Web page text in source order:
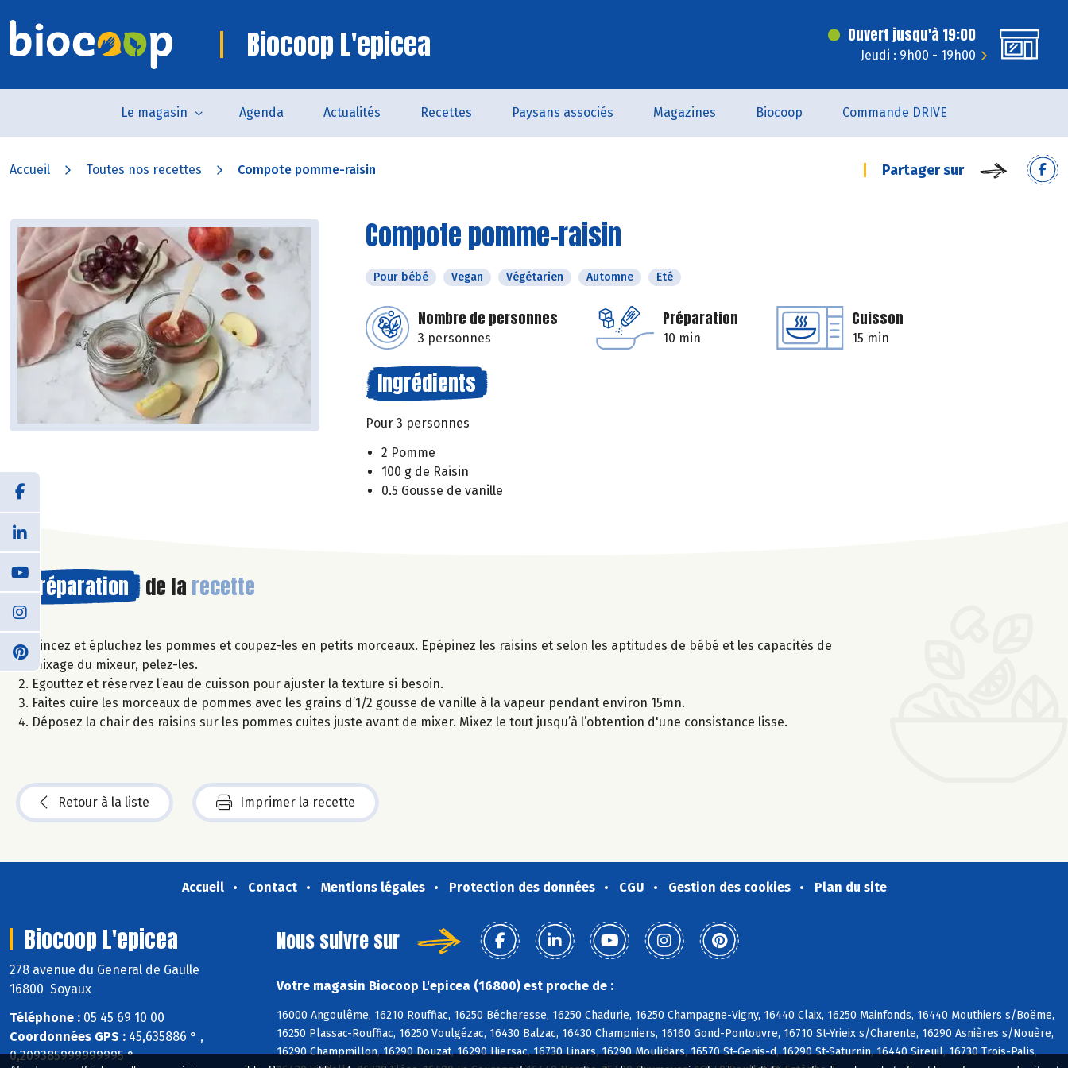
Biocoop L'epicea Ouvert jusqu'à 19:00
Jeudi : 9h00 - 19h00
Le magasin Agenda Actualités Recettes Paysans associés Magazines Biocoop Commande DRIVE
Accueil Toutes nos recettes Compote pomme-raisin Partager sur
Compote pomme-raisin
Pour bébé Vegan Végétarien Automne Eté
Nombre de personnes
3 personnes
Préparation
10 min
Cuisson
15 min
Ingrédients
Pour 3 personnes
2 Pomme
100 g de Raisin
0.5 Gousse de vanille
Préparation de la recette
Rincez et épluchez les pommes et coupez-les en petits morceaux. Epépinez les raisins et selon les aptitudes de bébé et les capacités de
mixage du mixeur, pelez-les.
Egouttez et réservez l’eau de cuisson pour ajuster la texture si besoin.
Faites cuire les morceaux de pommes avec les grains d’1/2 gousse de vanille à la vapeur pendant environ 15mn.
Déposez la chair des raisins sur les pommes cuites juste avant de mixer. Mixez le tout jusqu’à l’obtention d'une consistance lisse.
Retour à la liste Imprimer la recette
Accueil Contact Mentions légales Protection des données CGU Gestion des cookies Plan du site
Biocoop L'epicea
278 avenue du General de Gaulle
16800 Soyaux
Téléphone : 05 45 69 10 00
Coordonnées GPS : 45,635886 ° ,
0,209385999999995 °
Nous suivre sur
Votre magasin Biocoop L'epicea (16800) est proche de :
16000 Angoulême, 16210 Rouffiac, 16250 Bécheresse, 16250 Chadurie, 16250 Champagne-Vigny, 16440 Claix, 16250 Mainfonds, 16440 Mouthiers s/Boëme,
16250 Plassac-Rouffiac, 16250 Voulgézac, 16430 Balzac, 16430 Champniers, 16160 Gond-Pontouvre, 16710 St-Yrieix s/Charente, 16290 Asnières s/Nouère,
16290 Champmillon, 16290 Douzat, 16290 Hiersac, 16730 Linars, 16290 Moulidars, 16570 St-Genis-d, 16290 St-Saturnin, 16440 Sireuil, 16730 Trois-Palis,